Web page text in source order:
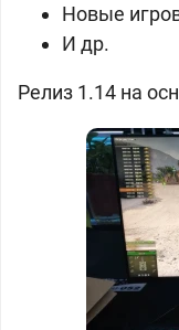
Новые
И др.
Релиз 1.14 на